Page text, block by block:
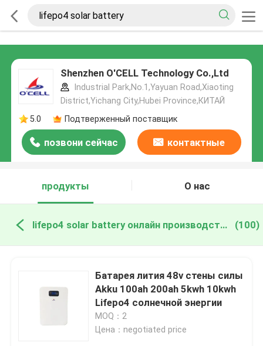
Shenzhen O'CELL Technology Co.,Ltd
Industrial Park,No.1,Yayuan Road,Xiaoting
District,Yichang City,Hubei Province,КИТАЙ
5.0
Подтверженный поставщик
позвони сейчас контактные
продукты
О нас
lifepo4 solar battery онлайн производство (100)
Батарея лития 48v стены силы
Akku 100ah 200ah 5kwh 10kwh
Lifepo4 солнечной энергии
MOQ：2
Цена：negotiated price